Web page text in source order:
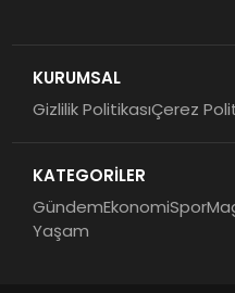
KURUMSAL
Gizlilik PolitikasıÇerez
KATEGORİLER
GündemEkonomiSpor
Yaşam